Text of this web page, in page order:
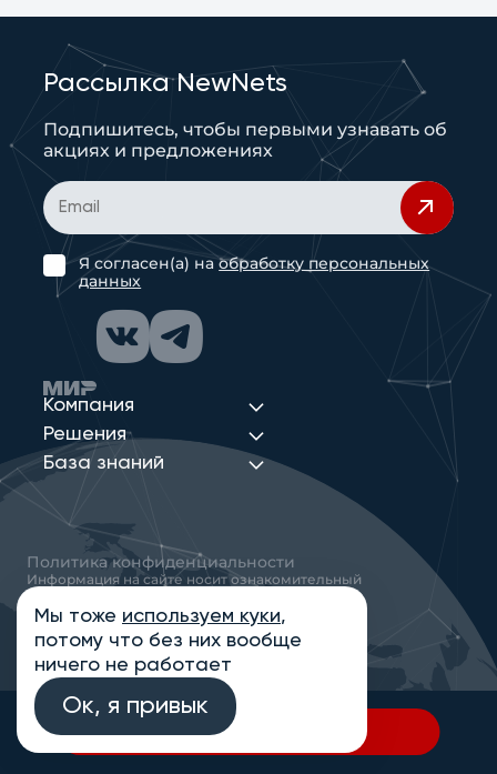
В спецификацию
Компания
Решения
База знаний
Рассылка NewNets
Подпишитесь, чтобы первыми узнавать об
акциях и предложениях
Я согласен(а) наобработку персональных
данных
Политика конфиденциальности
Информация на сайте носит ознакомительный
характер и не является публичной офертой,
определяемой положениями статьи 437
Гражданского кодекса РФ
© 2013-2026 Новые Сети Интеграция
Мы тоже используем куки,
потому что без них вообще
ничего не работает
Ок, я привык